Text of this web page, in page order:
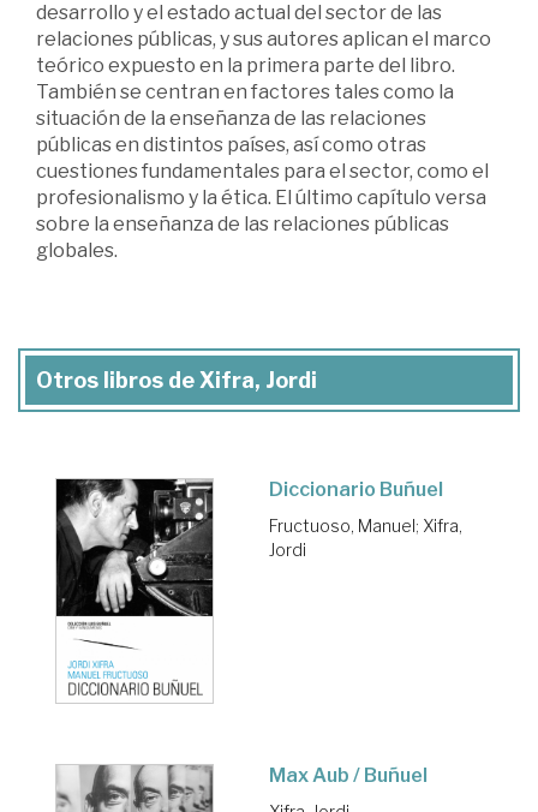
desarrollo y el estado actual del sector de las
relaciones públicas, y sus autores aplican el marco
teórico expuesto en la primera parte del libro.
También se centran en factores tales como la
situación de la enseñanza de las relaciones
públicas en distintos países, así como otras
cuestiones fundamentales para el sector, como el
profesionalismo y la ética. El último capítulo versa
sobre la enseñanza de las relaciones públicas
globales.
Otros libros de Xifra, Jordi
Diccionario Buñuel
Fructuoso, Manuel; Xifra,
Jordi
Max Aub / Buñuel